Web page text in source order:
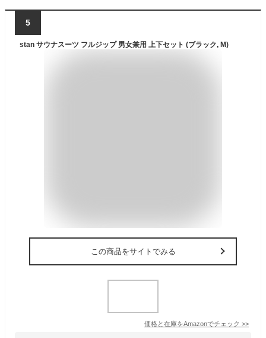
5
stan サウナスーツ フルジップ 男女兼用 上下セット (ブラック, M)
この商品をサイトでみる
価格と在庫をAmazonでチェック >>